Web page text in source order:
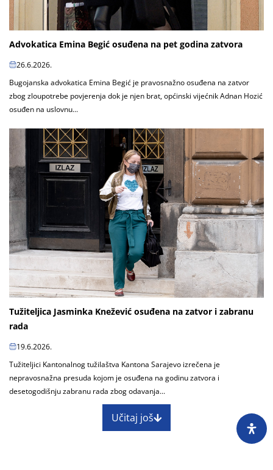
Advokatica Emina Begić osuđena na pet godina zatvora
26.6.2026.
Bugojanska advokatica Emina Begić je pravosnažno osuđena na zatvor
zbog zloupotrebe povjerenja dok je njen brat, općinski vijećnik Adnan Hozić
osuđen na uslovnu...
Tužiteljica Jasminka Knežević osuđena na zatvor i zabranu
rada
19.6.2026.
Tužiteljici Kantonalnog tužilaštva Kantona Sarajevo izrečena je
nepravosnažna presuda kojom je osuđena na godinu zatvora i
desetogodišnju zabranu rada zbog odavanja...
Učitaj još